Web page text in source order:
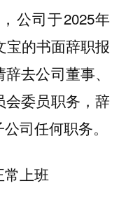
公司于2025年
宝的书面辞职报
去公司董事、
委员职务，辞
司任何职务。
常上班